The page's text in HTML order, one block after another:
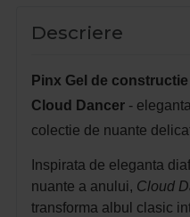
Descriere
Pinx Gel de
Cloud Dancer -
colectie de nuante
Inspirata de eleganta
nuante a anului, Cloud
transforma albul clasic